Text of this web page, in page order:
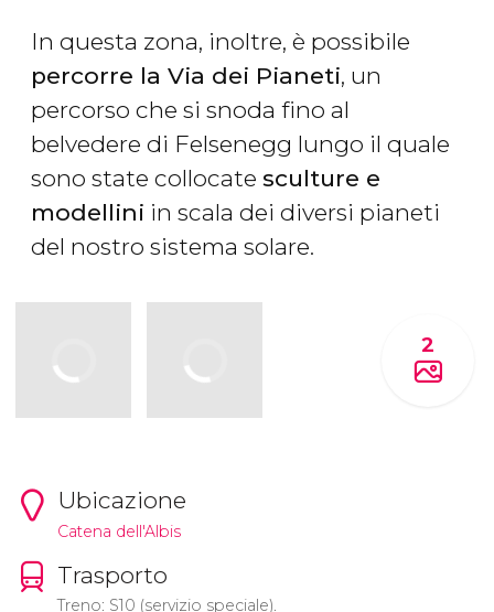
In questa zona, inoltre, è possibile
percorre la Via dei Pianeti, un
percorso che si snoda fino al
belvedere di Felsenegg lungo il quale
sono state collocate sculture e
modellini in scala dei diversi pianeti
del nostro sistema solare.
2
Ubicazione
Catena dell'Albis
Trasporto
Treno: S10 (servizio speciale).